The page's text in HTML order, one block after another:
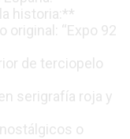
historia:**
“Expo 92
de terciopelo
serigrafía roja y
o